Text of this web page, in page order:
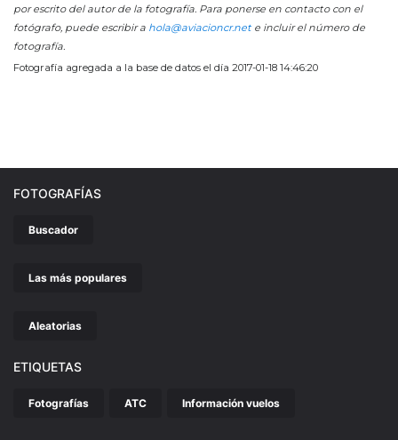
por escrito del autor de la fotografía. Para ponerse en contacto con el
fotógrafo, puede escribir a hola@aviacioncr.nete incluir el número de
fotografía.
Fotografía agregada a la base de datos el día 2017-01-18 14:46:20
FOTOGRAFÍAS
Buscador
Las más populares
Aleatorias
ETIQUETAS
Fotografías ATC Información vuelos